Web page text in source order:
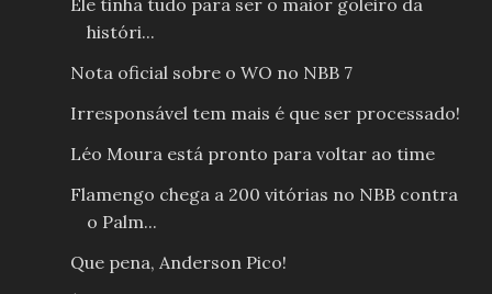
Ele tinha tudo para ser o maior goleiro da
históri...
Nota oficial sobre o WO no NBB 7
Irresponsável tem mais é que ser processado!
Léo Moura está pronto para voltar ao time
Flamengo chega a 200 vitórias no NBB contra
o Palm...
Que pena, Anderson Pico!